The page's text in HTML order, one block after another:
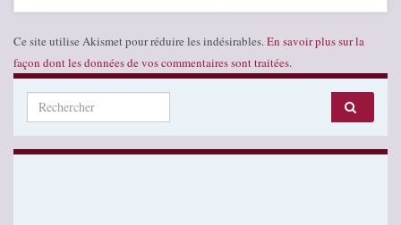
Ce site utilise Akismet pour réduire les indésirables. En savoir plus sur la
façon dont les données de vos commentaires sont traitées.
Search for: